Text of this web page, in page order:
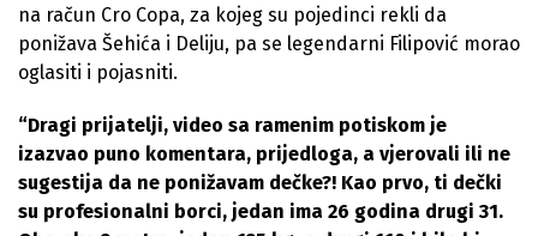
na račun Cro Copa, za kojeg su pojedinci rekli da
ponižava Šehića i Deliju, pa se legendarni Filipović morao
oglasiti i pojasniti.
“Dragi prijatelji, video sa ramenim potiskom je
izazvao puno komentara, prijedloga, a vjerovali ili ne
sugestija da ne ponižavam dečke?! Kao prvo, ti dečki
su profesionalni borci, jedan ima 26 godina drugi 31.